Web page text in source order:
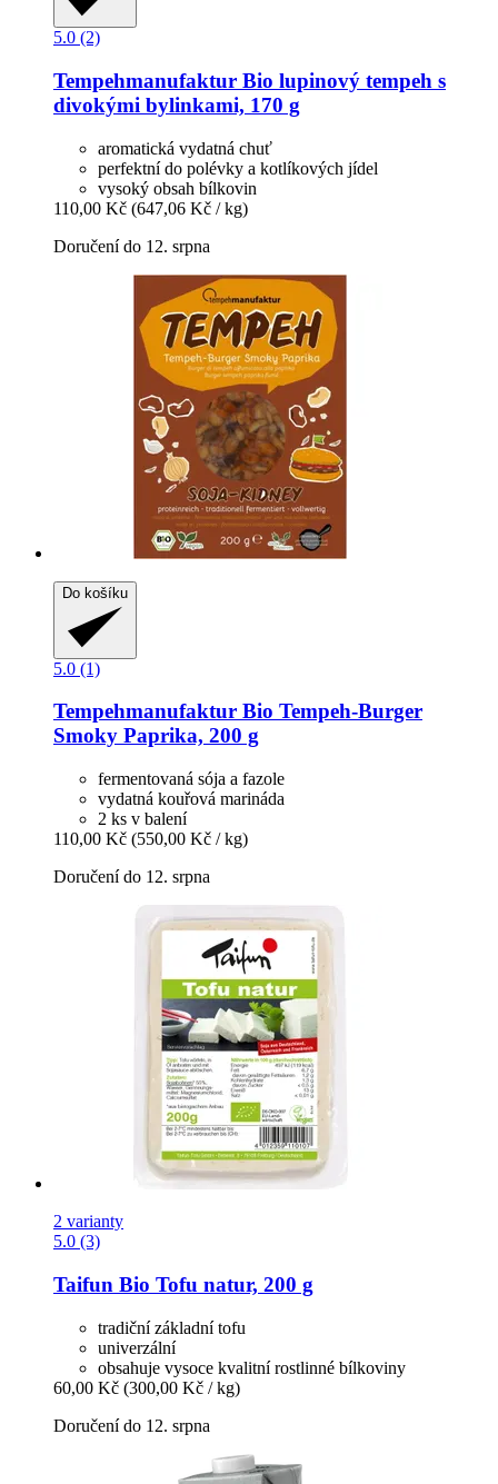
5.0 (2)
Tempehmanufaktur Bio lupinový tempeh s
divokými bylinkami, 170 g
aromatická vydatná chuť
perfektní do polévky a kotlíkových jídel
vysoký obsah bílkovin
110,00 Kč (647,06 Kč / kg)
Doručení do 12. srpna
Do košíku
5.0 (1)
Tempehmanufaktur Bio Tempeh-​Burger
Smoky Paprika, 200 g
fermentovaná sója a fazole
vydatná kouřová marináda
2 ks v balení
110,00 Kč (550,00 Kč / kg)
Doručení do 12. srpna
2 varianty
5.0 (3)
Taifun Bio Tofu natur, 200 g
tradiční základní tofu
univerzální
obsahuje vysoce kvalitní rostlinné bílkoviny
60,00 Kč (300,00 Kč / kg)
Doručení do 12. srpna